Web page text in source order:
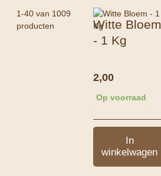
1-40 van 1009
producten
Witte Bloem
- 1 Kg
2,00
Op voorraad
In
winkelwagen